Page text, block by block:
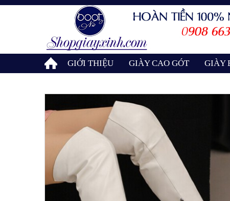
GIỚI THIỆU GIÀY CAO GÓT GIÀY